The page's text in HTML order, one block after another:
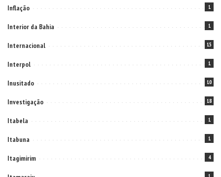
Inflação 1
Interior da Bahia 1
Internacional 15
Interpol 1
Inusitado 10
Investigação 18
Itabela 1
Itabuna 1
Itagimirim 4